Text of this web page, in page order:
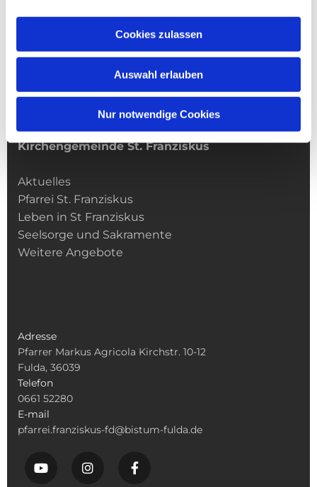
Cookies zulassen
Auswahl erlauben
Nur notwendige Cookies
Kirchengemeinde­­ St. Franziskus
Aktuelles
Pfarrei St. Franziskus
Leben in St Franziskus
Seelsorge und Sakramente
Weitere Angebote
Adresse
Pfarrer Markus Agricola Kirchstr. 10-12
Fulda, 36039
Telefon
0661 52280
E-mail
pfarrei.franziskus-fd@bistum-fulda.de